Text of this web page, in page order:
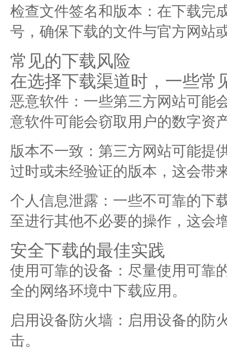
检查文件签名和版本：在下载完
号，确保下载的文件与官方网站
常见的下载风险
在选择下载渠道时，一些常
恶意软件：一些第三方网站可能
意软件可能会窃取用户的数字资
版本不一致：第三方网站可能提
过时或未经验证的版本，这会带
个人信息泄露：一些不可靠的下
至进行其他不必要的操作，这会
安全下载的最佳实践
使用可靠的设备：尽量使用可靠
全的网络环境中下载应用。
启用设备防火墙：启用设备的防
击。